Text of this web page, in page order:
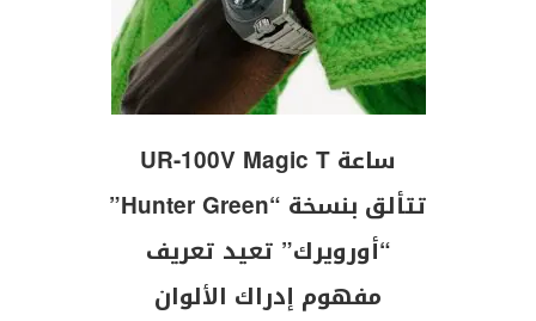
ساعة UR-100V Magic T
تتألق بنسخة “Hunter Green”
“أورويرك” تعيد تعريف
مفهوم إدراك الألوان